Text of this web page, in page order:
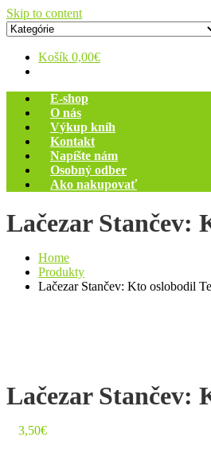
Skip to content
Zelený dom
Antikvariát
Košík 0,00€
E-shop
O nás
Výkup kníh
Kontakt
Napíšte nám
Osobný odber
Ako nakupovať
Lačezar Stančev:
Home
Produkty
Lačezar Stančev: Kto oslobodil
Lačezar Stančev:
3,50€